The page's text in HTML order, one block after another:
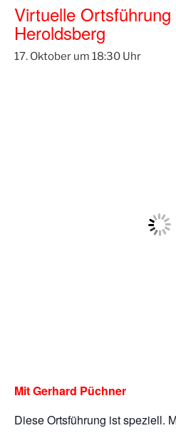
Virtuelle Ortsführung
Heroldsberg
17. Oktober um 18:30
Mit Gerhard Püchner
Diese Ortsführung ist speziell.